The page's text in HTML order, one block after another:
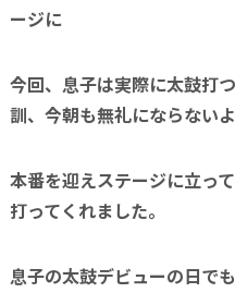
ージに
今回、息子は実際に太鼓打
訓、今朝も無礼にならない
本番を迎えステージに立っ
打ってくれました。
息子の太鼓デビューの日でも